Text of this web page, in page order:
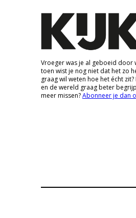
Vroeger was je al geboeid door
toen wist je nog niet dat het zo
graag wil weten hoe het écht
en de wereld graag beter
meer missen?Abonneer je dan